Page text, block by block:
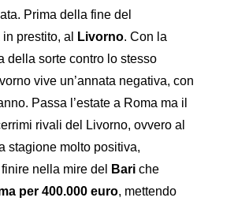
Prima della fine del
prestito, al
Livorno. Con la
della sorte contro lo stesso
vive un’annata negativa, con
Passa l’estate a Roma ma il
rivali del Livorno, ovvero al
stagione molto positiva,
nella mire del Bari che
per 400.000 euro, mettendo